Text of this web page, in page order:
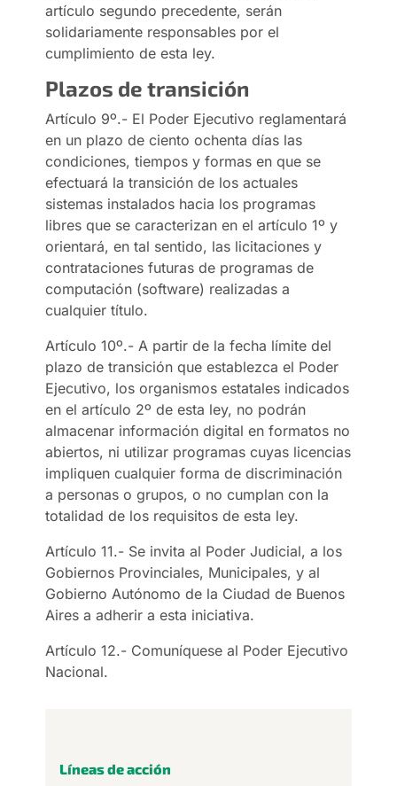
artículo segundo precedente, serán
solidariamente responsables por el
cumplimiento de esta ley.
Plazos de transición
Artículo 9º.- El Poder Ejecutivo reglamentará
en un plazo de ciento ochenta días las
condiciones, tiempos y formas en que se
efectuará la transición de los actuales
sistemas instalados hacia los programas
libres que se caracterizan en el artículo 1º y
orientará, en tal sentido, las licitaciones y
contrataciones futuras de programas de
computación (software) realizadas a
cualquier título.
Artículo 10º.- A partir de la fecha límite del
plazo de transición que establezca el Poder
Ejecutivo, los organismos estatales indicados
en el artículo 2º de esta ley, no podrán
almacenar información digital en formatos no
abiertos, ni utilizar programas cuyas licencias
impliquen cualquier forma de discriminación
a personas o grupos, o no cumplan con la
totalidad de los requisitos de esta ley.
Artículo 11.- Se invita al Poder Judicial, a los
Gobiernos Provinciales, Municipales, y al
Gobierno Autónomo de la Ciudad de Buenos
Aires a adherir a esta iniciativa.
Artículo 12.- Comuníquese al Poder Ejecutivo
Nacional.
Líneas de acción